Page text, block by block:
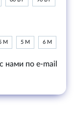
М 5 М 6 М
нами по e-mail